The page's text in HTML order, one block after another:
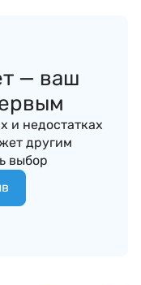
— ваш
и недостатках
другим
выбор